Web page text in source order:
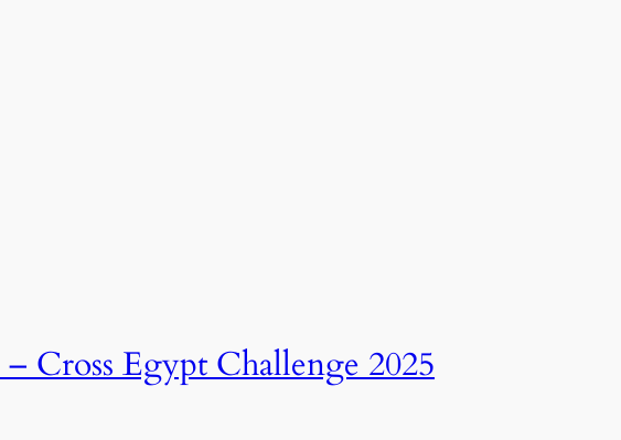
انطلاق النسخة الرابعة عشرة من رالي تحدي عبور مصر – Cross Egypt Challenge 2025